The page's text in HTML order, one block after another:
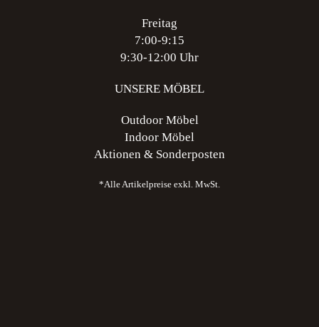
Freitag
7:00-9:15
9:30-12:00 Uhr
UNSERE MÖBEL
Outdoor Möbel
Indoor Möbel
Aktionen & Sonderposten
*Alle Artikelpreise exkl. MwSt.